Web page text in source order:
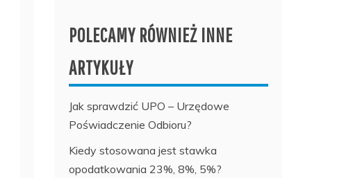
POLECAMY RÓWNIEŻ INNE
ARTYKUŁY
Jak sprawdzić UPO – Urzędowe
Poświadczenie Odbioru?
Kiedy stosowana jest stawka
opodatkowania 23%, 8%, 5%?